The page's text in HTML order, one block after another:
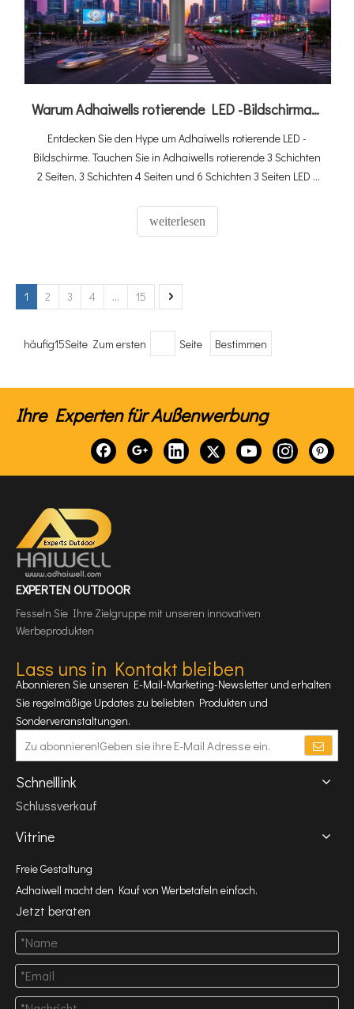
Warum Adhaiwells rotierende LED -Bildschirmanzeigeplakat tendiert
Entdecken Sie den Hype um Adhaiwells rotierende LED -
Bildschirme. Tauchen Sie in Adhaiwells rotierende 3 Schichten
2 Seiten, 3 Schichten 4 Seiten und 6 Schichten 3 Seiten LED -
atemberaubenden 360 ° -Blick und wie sie Räume von
Einkaufszentren zu Stadien verwandeln.
weiterlesen
1 2 3 4 ... 15
häufig15Seite Zum ersten Seite Bestimmen
Ihre Experten für Außenwerbung
EXPERTEN OUTDOOR
Fesseln Sie Ihre Zielgruppe mit unseren innovativen
Werbeprodukten
Lass uns in Kontakt bleiben
Abonnieren Sie unseren E-Mail-Marketing-Newsletter und erhalten
Sie regelmäßige Updates zu beliebten Produkten und
Sonderveranstaltungen.
Schnelllink
Schlussverkauf
Vitrine
Freie Gestaltung
Adhaiwell macht den Kauf von Werbetafeln einfach.
Jetzt beraten